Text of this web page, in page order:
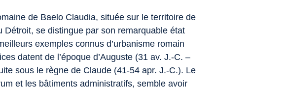
de Baelo Claudia, située sur le territoire de
se distingue par son remarquable état
exemples connus d’urbanisme romain
datent de l’époque d’Auguste (31 av. J.‑C. –
sous le règne de Claude (41‑54 apr. J.‑C.). Le
et les bâtiments administratifs, semble avoir